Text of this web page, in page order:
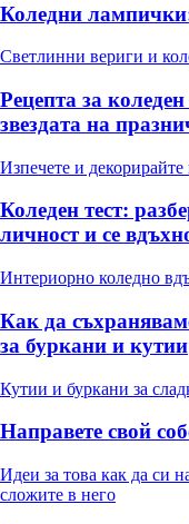
Коледни лампички:
Светлинни вериги и
Рецепта за
звездата на
Изпечете и
Коледен тест:
личност и се
Интериорно коледно
Как да
за буркани и кутии
Кутии и буркани за
Направете свой
Идеи за това как да си
сложите в него